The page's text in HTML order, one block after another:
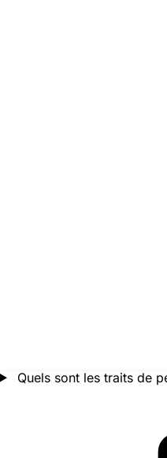
Quels sont les traits de